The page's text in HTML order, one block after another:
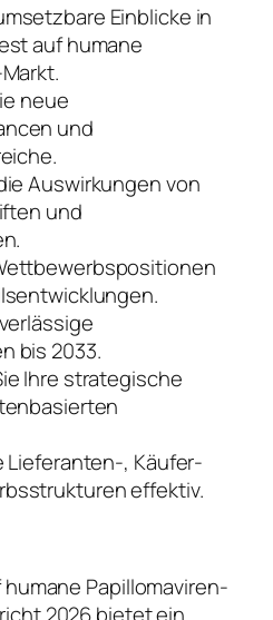
Einblicke in
auf humane
neue
und
Auswirkungen von
und
bis 2033.
Ihre strategische
Lieferanten-, Käufer-
effektiv.
Papillomaviren-